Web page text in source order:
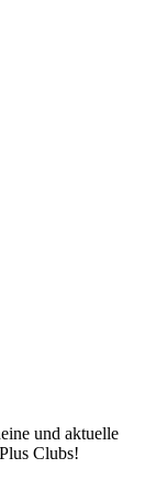
und aktuelle
Clubs!